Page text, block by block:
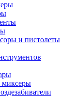
и
миксеры